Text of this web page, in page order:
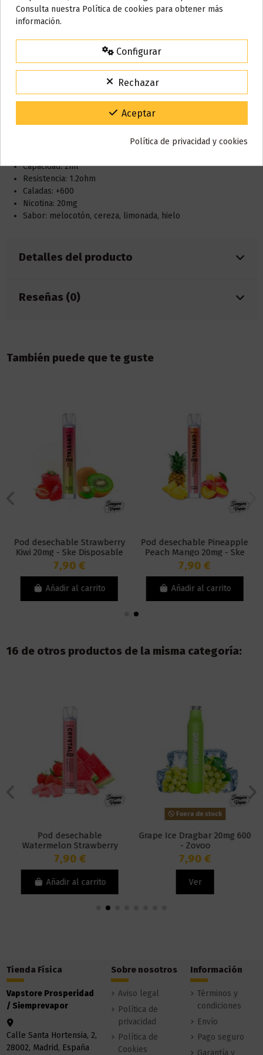
Descripción
Capacidad: 2ml
Resistencia: 1.2ohm
Caladas: +600
Nicotina: 20mg
Sabor: melocotón, cereza, limonada, hielo
Detalles del producto
Reseñas (0)
También puede que te guste
Pod desechable Strawberry
Kiwi 20mg - Ske Disposable
Crystal Bar
7,90 €
Añadir al carrito
Pod desechable Pineapple
Peach Mango 20mg - Ske
Disposable Crystal Bar
7,90 €
Añadir al carrito
16 de otros productos de la misma categoría:
Pod desechable
Watermelon Strawberry
Bubblegum 20mg - Ske
Disposable Crystal Bar
7,90 €
Añadir al carrito
Fuera de stock
Grape Ice Dragbar 20mg 600
- Zovoo
7,90 €
Ver
Tienda Física
Vapstore Prosperidad
/ Siemprevapor
Calle Santa Hortensia, 2,
28002, Madrid, España
Sobre nosotros
Aviso legal
Política de
privacidad
Política de
Cookies
Información
Términos y
condiciones
Envío
Pago seguro
Garantía y
Nos tomamos unos días
15% de descuento
Código:VACACIONES15
Gracias por tu paciencia y por seguir confiando en nosotros.
Consulta nuestra Política de cookies para obtener más
información.
Configurar
Rechazar
Aceptar
Política de privacidad y cookies